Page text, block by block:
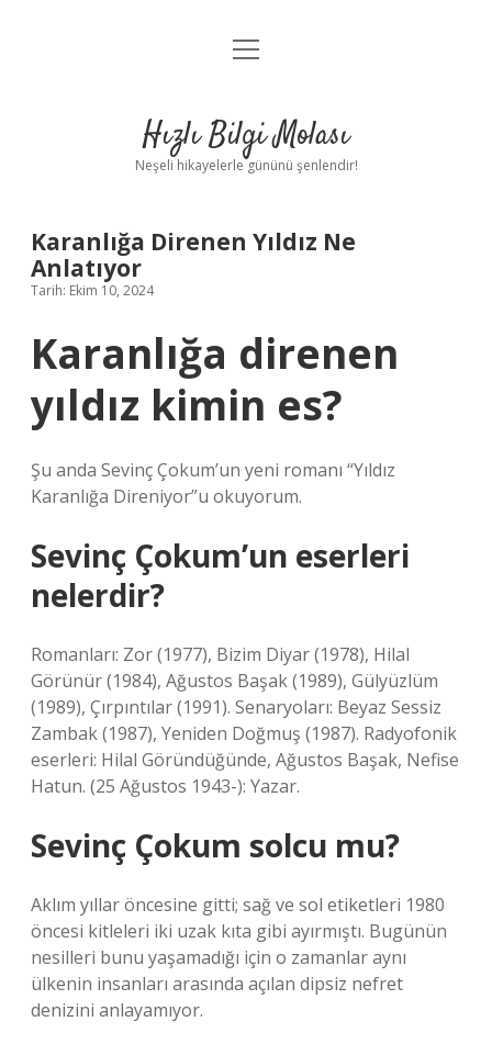
Anasayfa
Yasal Uyarı
menüyü
Hızlı Bilgi Molası
Neşeli hikayelerle gününü şenlendir!
Karanlığa Direnen Yıldız Ne
Anlatıyor
Tarih: Ekim 10, 2024
Karanlığa direnen
yıldız kimin es?
Şu anda Sevinç Çokum’un yeni romanı “Yıldız
Karanlığa Direniyor”u okuyorum.
Sevinç Çokum’un eserleri
nelerdir?
Romanları: Zor (1977), Bizim Diyar (1978), Hilal
Görünür (1984), Ağustos Başak (1989), Gülyüzlüm
(1989), Çırpıntılar (1991). Senaryoları: Beyaz Sessiz
Zambak (1987), Yeniden Doğmuş (1987). Radyofonik
eserleri: Hilal Göründüğünde, Ağustos Başak, Nefise
Hatun. (25 Ağustos 1943-): Yazar.
Sevinç Çokum solcu mu?
Aklım yıllar öncesine gitti; sağ ve sol etiketleri 1980
öncesi kitleleri iki uzak kıta gibi ayırmıştı. Bugünün
nesilleri bunu yaşamadığı için o zamanlar aynı
ülkenin insanları arasında açılan dipsiz nefret
denizini anlayamıyor.